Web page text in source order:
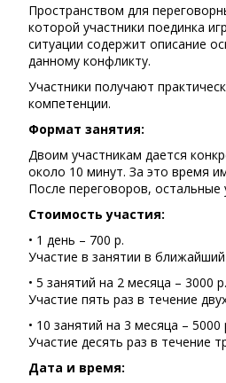
Пространством для
которой участники поединка
ситуации содержит описание
данному конфликту.
Участники получают
компетенции.
Формат занятия:
Двоим участникам дается
около 10 минут. За это время
После переговоров,
Стоимость участия:
• 1 день – 700 р.
Участие в занятии в
• 5 занятий на 2 месяца – 3000
Участие пять раз в течение
• 10 занятий на 3 месяца –
Участие десять раз в течение
Дата и время: